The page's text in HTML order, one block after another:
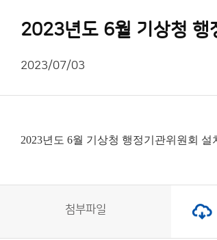
2023년도 6월 기상청 행
2023/07/03
2023년도 6월 기상청 행정기관위원회 설
첨부파일